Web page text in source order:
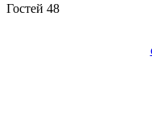
Гостей 48